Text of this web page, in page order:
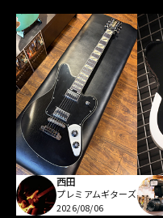
西田
プレミアムギターズ
2026/08/06